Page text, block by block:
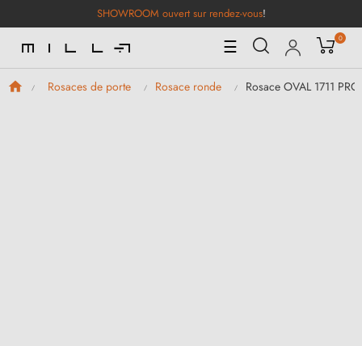
SHOWROOM ouvert sur rendez-vous!
Basculer
la
navigation
☰ 0
Rosaces de porte Rosace ronde Rosace OVAL 1711 PRO